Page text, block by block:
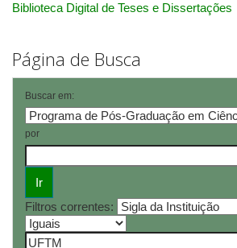
Biblioteca Digital de Teses e Dissertações
Página de Busca
Buscar em:
por
Filtros correntes: